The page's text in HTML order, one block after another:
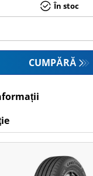
În stoc
CUMPĂRĂ